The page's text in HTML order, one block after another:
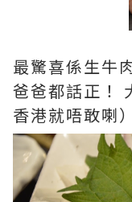
最驚喜係生牛
爸爸都話正！
香港就唔敢喇）